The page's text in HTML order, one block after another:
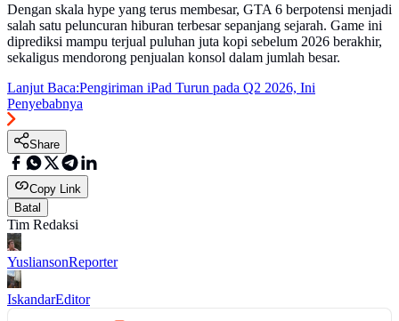
Dengan skala hype yang terus membesar, GTA 6 berpotensi menjadi
salah satu peluncuran hiburan terbesar sepanjang sejarah. Game ini
diprediksi mampu terjual puluhan juta kopi sebelum 2026 berakhir,
sekaligus mendorong penjualan konsol dalam jumlah besar.
Lanjut Baca:Pengiriman iPad Turun pada Q2 2026, Ini
Penyebabnya
Share
Copy Link
Batal
Tim Redaksi
YusliansonReporter
IskandarEditor